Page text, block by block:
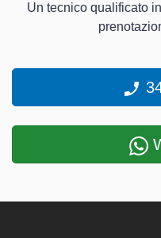
Un tecnico qualificato